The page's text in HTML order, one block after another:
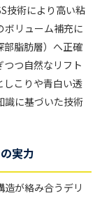
技術により高い粘
ボリューム補充に
部脂肪層）へ正確
つ自然なリフト
しこりや青白い透
識に基づいた技術
実力
が絡み合うデリ